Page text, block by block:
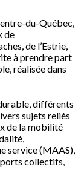
du-Québec,
de
de l’Estrie,
à prendre part
réalisée dans
différents
sujets reliés
de la mobilité
service (MAAS),
collectifs,